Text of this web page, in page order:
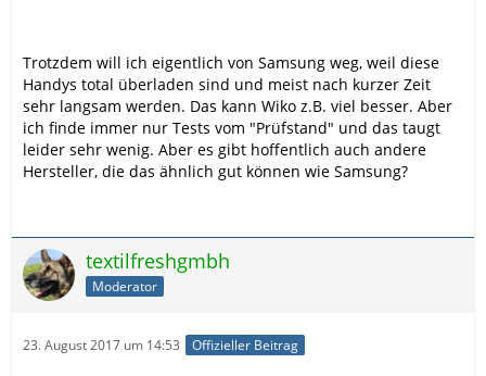
Trotzdem will ich eigentlich von Samsung weg, weil diese
Handys total überladen sind und meist nach kurzer Zeit
sehr langsam werden. Das kann Wiko z.B. viel besser. Aber
ich finde immer nur Tests vom "Prüfstand" und das taugt
leider sehr wenig. Aber es gibt hoffentlich auch andere
Hersteller, die das ähnlich gut können wie Samsung?
textilfreshgmbh
Moderator
23. August 2017 um 14:53 Offizieller Beitrag